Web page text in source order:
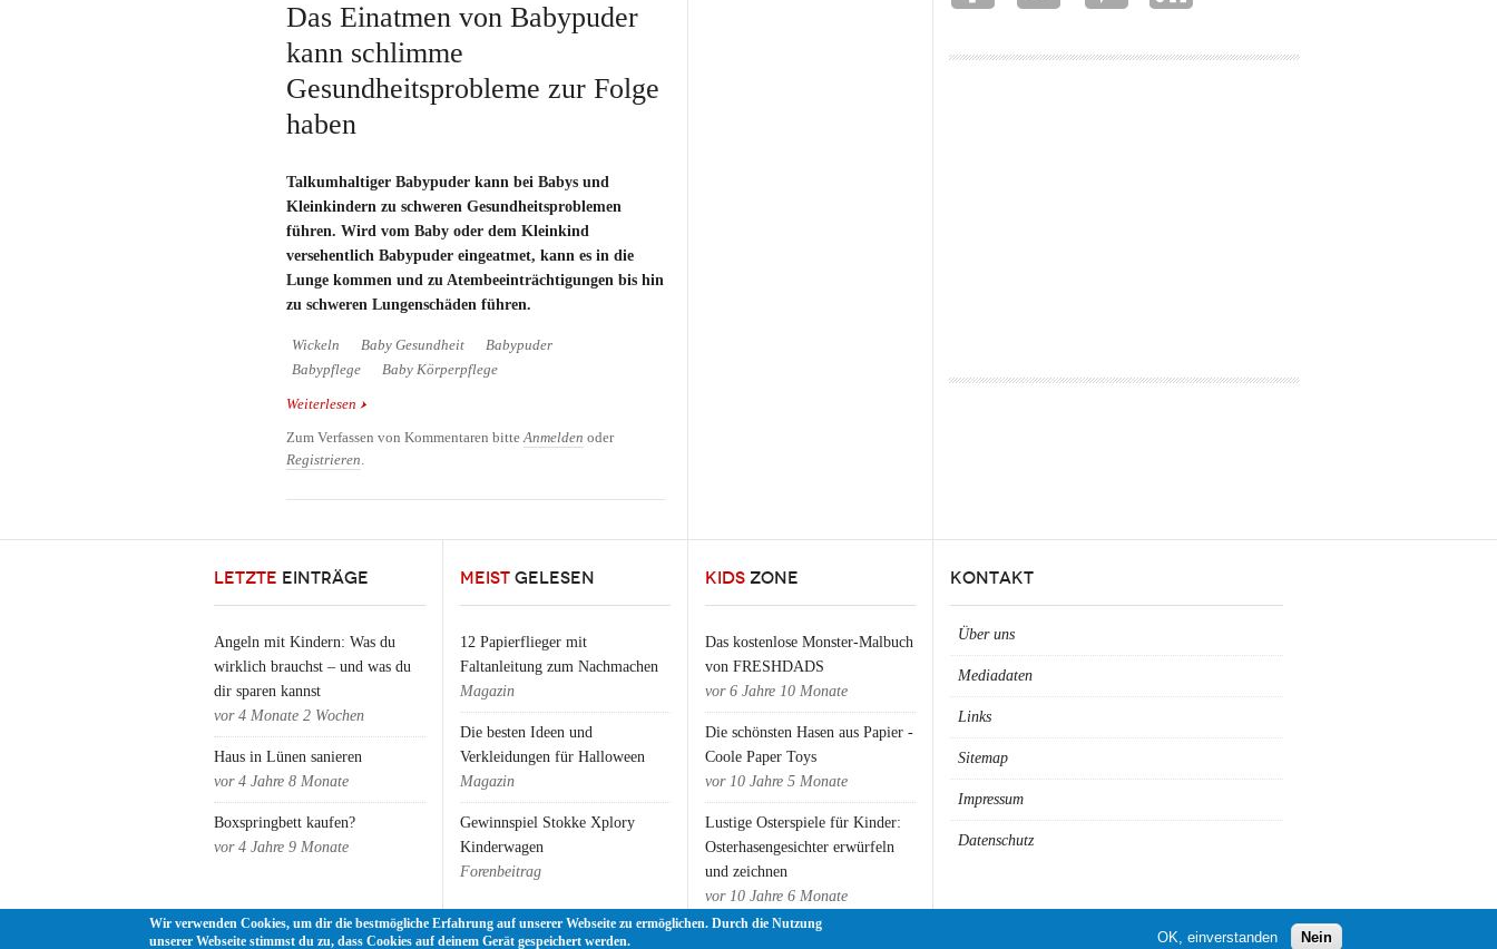
Das Einatmen von Babypuder
kann schlimme
Gesundheitsprobleme zur Folge
haben
Talkumhaltiger Babypuder kann bei Babys und
Kleinkindern zu schweren Gesundheitsproblemen
führen. Wird vom Baby oder dem Kleinkind
versehentlich Babypuder eingeatmet, kann es in die
Lunge kommen und zu Atembeeinträchtigungen bis hin
zu schweren Lungenschäden führen.
Wickeln Baby Gesundheit
Babypuder
Babypflege
Baby Körperpflege
Weiterlesen über Das Einatmen von Babypuder kann schlimme
Zum Verfassen von Kommentaren bitteAnmelden oder
Registrieren.
LETZTE EINTRÄGE
Angeln mit Kindern: Was du
wirklich brauchst – und was du
dir sparen kannst
vor 4 Monate 2 Wochen
Haus in Lünen sanieren
vor 4 Jahre 8 Monate
Boxspringbett kaufen?
vor 4 Jahre 9 Monate
MEIST GELESEN
12 Papierflieger mit
Faltanleitung zum Nachmachen
Magazin
Die besten Ideen und
Verkleidungen für Halloween
Magazin
Gewinnspiel Stokke Xplory
Kinderwagen
Forenbeitrag
KIDS ZONE
Das kostenlose Monster-Malbuch
von FRESHDADS
vor 6 Jahre 10 Monate
Die schönsten Hasen aus Papier -
Coole Paper Toys
vor 10 Jahre 5 Monate
Lustige Osterspiele für Kinder:
Osterhasengesichter erwürfeln
und zeichnen
vor 10 Jahre 6 Monate
KONTAKT
Über uns
Mediadaten
Links
Sitemap
Impressum
Datenschutz
Wir verwenden Cookies, um dir die bestmögliche Erfahrung auf unserer Webseite zu ermöglichen. Durch die Nutzung
unserer Webseite stimmst du zu, dass Cookies auf deinem Gerät gespeichert werden.
OK, einverstanden Nein